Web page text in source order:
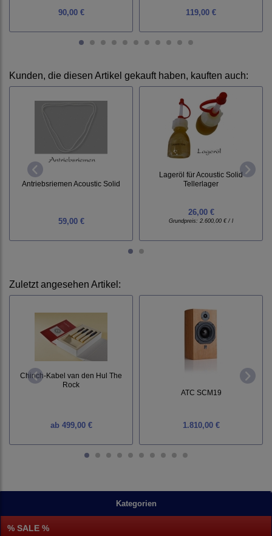
Kategorien
% SALE %
90,00 € 119,00 €
Kunden, die diesen Artikel gekauft haben, kauften auch:
Antriebsriemen Acoustic Solid
59,00 €
Lageröl für Acoustic Solid
Tellerlager
26,00 €
Grundpreis: 2.600,00 € / l
Zuletzt angesehen Artikel:
Chinch-Kabel van den Hul The
Rock
ab499,00 €
ATC SCM19
1.810,00 €